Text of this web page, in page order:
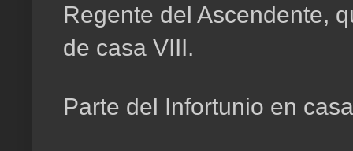
Regente del Ascendente,
de casa VIII.
Parte del Infortunio en